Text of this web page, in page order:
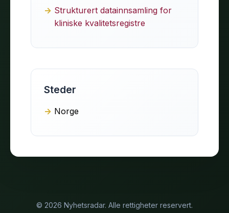
Strukturert datainnsamling for
kliniske kvalitetsregistre
Steder
Norge
© 2026 Nyhetsradar. Alle rettigheter reservert.